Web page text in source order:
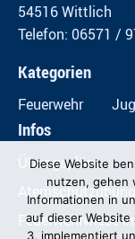
54516 Wittlich
Telefon: 06571 /
Kategorien
Feuerwehr
Infos
Übungspläne
Feuerwehrwiese
Diese Website
nutzen, gehen
Informationen in
auf dieser Website
3, implementiert